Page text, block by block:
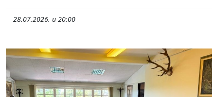
28.07.2026. u 20:00